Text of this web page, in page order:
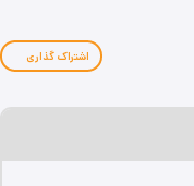
اشتراک گذاری